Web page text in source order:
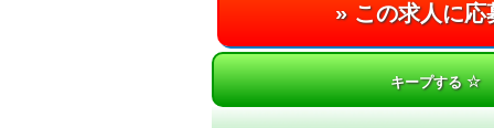
キープする